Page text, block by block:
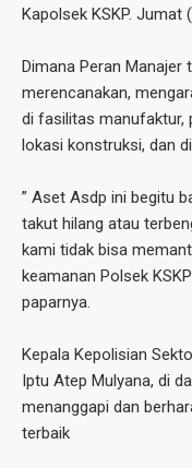
Kapolsek KSKP. Jumat
Dimana Peran Manajer
merencanakan,
di fasilitas manufaktur,
lokasi konstruksi, dan
” Aset Asdp ini begitu
takut hilang atau
kami tidak bisa
keamanan Polsek
paparnya.
Kepala Kepolisian
Iptu Atep Mulyana, di
menanggapi dan
terbaik